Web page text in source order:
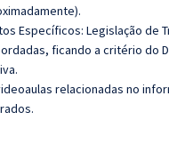
Específicos: Legislação de
ficando a critério do
relacionadas no